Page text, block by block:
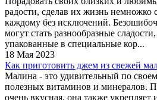
радости, сделав их жизнь немножко
каждому без исключений.
могут стать разнообразные
упакованные в специальные кор...
18 Мая 2023
Как приготовить джем из свежей
Малина - это удивительный по
полезных витаминов и минералов.
очень вкусная, она также